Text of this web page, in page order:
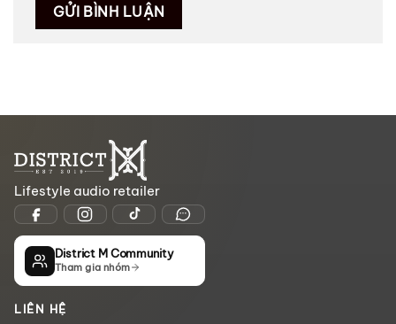
Lifestyle audio retailer
District M Community
Tham gia nhóm
LIÊN HỆ